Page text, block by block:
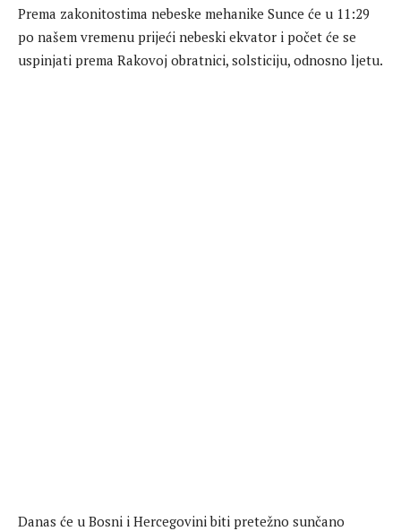
Prema zakonitostima nebeske mehanike Sunce će u 11:29
po našem vremenu prijeći nebeski ekvator i počet će se
uspinjati prema Rakovoj obratnici, solsticiju, odnosno ljetu.
Danas će u Bosni i Hercegovini biti pretežno sunčano